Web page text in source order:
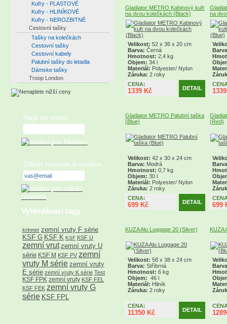
Gladiator METRO Kabinový kufr
na dvou kolečkách (Black)
na
Velikost: 52 x 36 x 20 cm
Barva: Černá
Hmotnost: 2,4 kg
Objem: 34 l
Materiál: Polyester/ Nylon
Záruka: 2 roky
CENA:
1339 Kč DETAIL
Gladiator METRO Palubní taška
(Blue)
(Red)
Velikost: 42 x 30 x 24 cm
Barva: Modrá
Hmotnost: 0,7 kg
Objem: 30 l
Materiál: Polyester/ Nylon
Záruka: 2 roky
CENA:
699 Kč DETAIL 699
KUZA Alu Luggage 20 (Silver) KUZA
Velikost: 58 x 38 x 24 cm
Barva: Stříbrná
Hmotnost: 6 kg
Objem: 46 l
Materiál: Hliník
Záruka: 2 roky
CENA:
11350 Kč DETAIL
Kufry - PLASTOVÉ
Kufry - HLINÍKOVÉ
Kufry - NEROZBITNÉ
Cestovní tašky
Tašky na kolečkách
Cestovní tašky
Cestovní kabely
Palubní tašky do letadla
Dámske tašky
Troop London
Najít na webu
Odběr novinek e-mailem
Vyhledávací tagy
krinner zemní vruty F série
KSF G KSF K KSF KSF U
zemní vrut zemní vruty U
série KSF M KSF PV zemní
vruty M série zemní vruty
E série zemní vruty K série Test
KSF FPK zemní vruty KSF FEL
KSF FEK zemní vruty G
série KSF FPL